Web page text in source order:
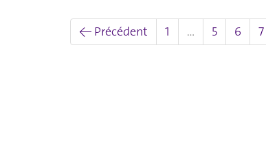
← Précédent 1 … 5 6 7